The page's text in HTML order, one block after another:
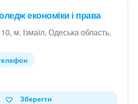
економіки і права
м. Ізмаїл, Одеська область,
Зберегти